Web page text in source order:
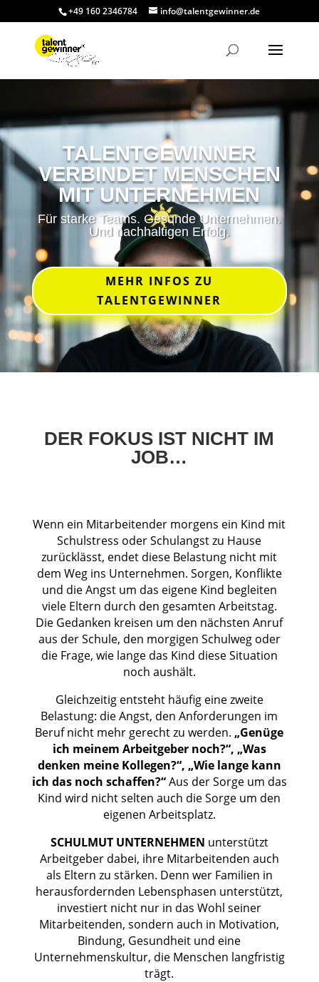
+49 160 2346784 info@talentgewinner.de
TALENTGEWINNER
VERBINDET MENSCHEN
MIT UNTERNEHMEN
Für starke Teams. Gesunde Unternehmen.
Und nachhaltigen Erfolg.
MEHR INFOS ZU
TALENTGEWINNER
DER FOKUS IST NICHT IM
JOB…
Wenn ein Mitarbeitender morgens ein Kind mit
Schulstress oder Schulangst zu Hause
zurücklässt, endet diese Belastung nicht mit
dem Weg ins Unternehmen. Sorgen, Konflikte
und die Angst um das eigene Kind begleiten
viele Eltern durch den gesamten Arbeitstag.
Die Gedanken kreisen um den nächsten Anruf
aus der Schule, den morgigen Schulweg oder
die Frage, wie lange das Kind diese Situation
noch aushält.
Gleichzeitig entsteht häufig eine zweite
Belastung: die Angst, den Anforderungen im
Beruf nicht mehr gerecht zu werden. „Genüge
ich meinem Arbeitgeber noch?“, „Was
denken meine Kollegen?“, „Wie lange kann
ich das noch schaffen?“Aus der Sorge um das
Kind wird nicht selten auch die Sorge um den
eigenen Arbeitsplatz.
SCHULMUT UNTERNEHMEN unterstützt
Arbeitgeber dabei, ihre Mitarbeitenden auch
als Eltern zu stärken. Denn wer Familien in
herausfordernden Lebensphasen unterstützt,
investiert nicht nur in das Wohl seiner
Mitarbeitenden, sondern auch in Motivation,
Bindung, Gesundheit und eine
Unternehmenskultur, die Menschen langfristig
trägt.